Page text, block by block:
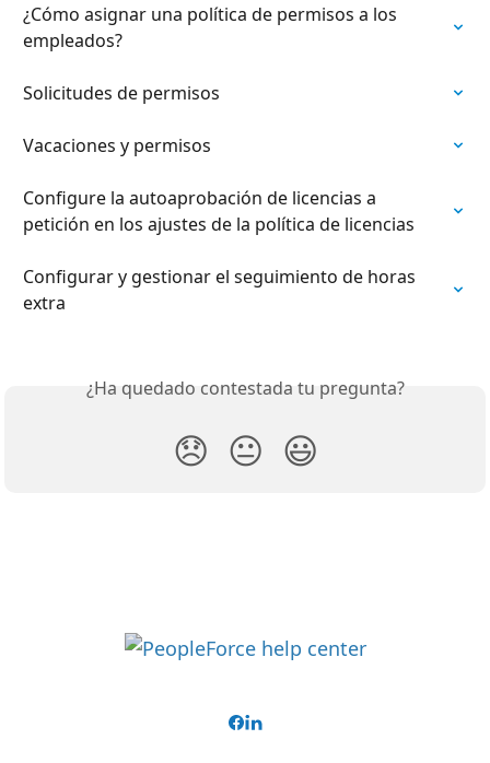
¿Cómo asignar una política de permisos a los
empleados?
Solicitudes de permisos
Vacaciones y permisos
Configure la autoaprobación de licencias a
petición en los ajustes de la política de licencias
Configurar y gestionar el seguimiento de horas
extra
¿Ha quedado contestada tu pregunta?
😞 😐 😃